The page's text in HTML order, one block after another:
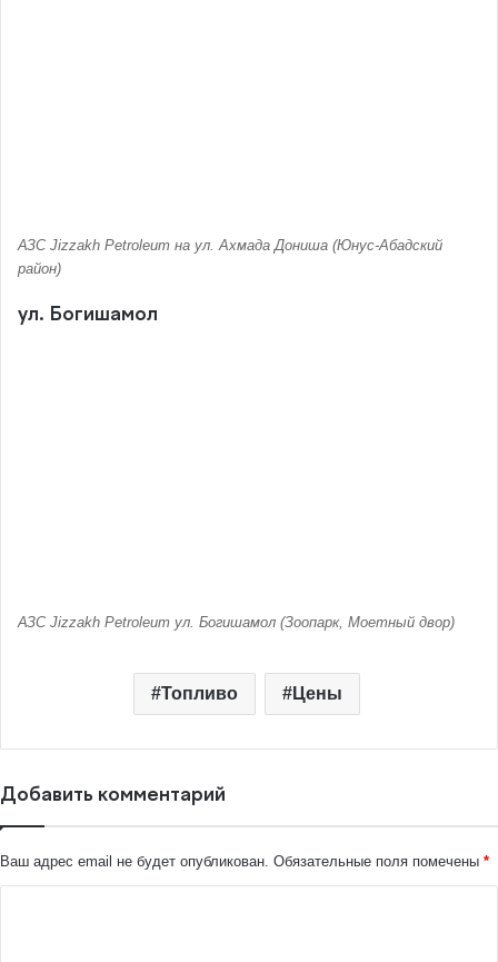
АЗС Jizzakh Petroleum на ул. Ахмада Дониша (Юнус-Абадский
район)
ул. Богишамол
АЗС Jizzakh Petroleum ул. Богишамол (Зоопарк, Моетный двор)
Топливо Цены
Добавить комментарий
Ваш адрес email не будет опубликован. Обязательные поля помечены *